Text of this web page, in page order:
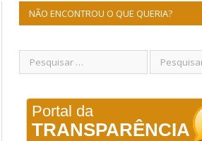
NÃO ENCONTROU O QUE QUERIA?
Portal da
TRANSPARÊNCIA